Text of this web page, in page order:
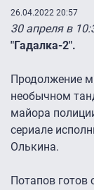
26.04.2022 20:57
30 апреля в
"Гадалка-2".
Продолжение
необычном
майора
сериале
Олькина.
Потапов